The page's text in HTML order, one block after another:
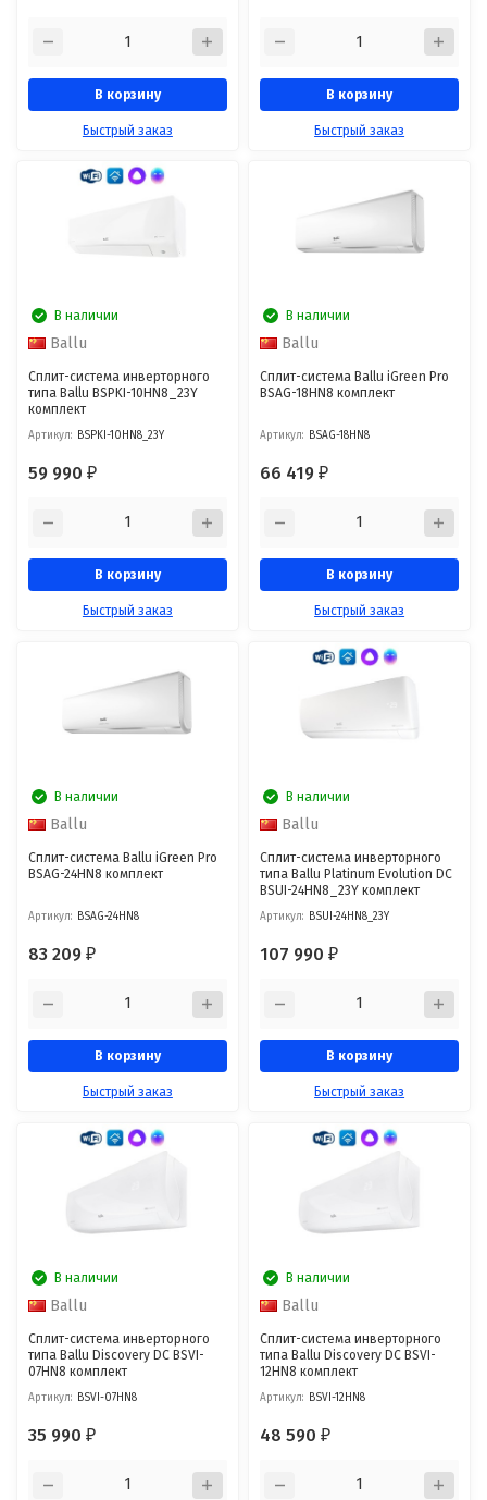
В корзину
Быстрый заказ
В корзину
Быстрый заказ
В наличии
Ballu
Сплит-система инверторного
типа Ballu BSPKI-10HN8_23Y
комплект
Артикул: BSPKI-10HN8_23Y
59 990₽
В корзину
Быстрый заказ
В наличии
Ballu
Сплит-система Ballu iGreen Pro
BSAG-18HN8 комплект
Артикул: BSAG-18HN8
66 419₽
В корзину
Быстрый заказ
В наличии
Ballu
Сплит-система Ballu iGreen Pro
BSAG-24HN8 комплект
Артикул: BSAG-24HN8
83 209₽
В корзину
Быстрый заказ
В наличии
Ballu
Сплит-система инверторного
типа Ballu Platinum Evolution DC
BSUI-24HN8_23Y комплект
Артикул: BSUI-24HN8_23Y
107 990₽
В корзину
Быстрый заказ
В наличии
Ballu
Сплит-система инверторного
типа Ballu Discovery DC BSVI-
07HN8 комплект
Артикул: BSVI-07HN8
35 990₽
В наличии
Ballu
Сплит-система инверторного
типа Ballu Discovery DC BSVI-
12HN8 комплект
Артикул: BSVI-12HN8
48 590₽